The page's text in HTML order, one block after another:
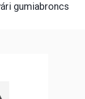
gumiabroncs